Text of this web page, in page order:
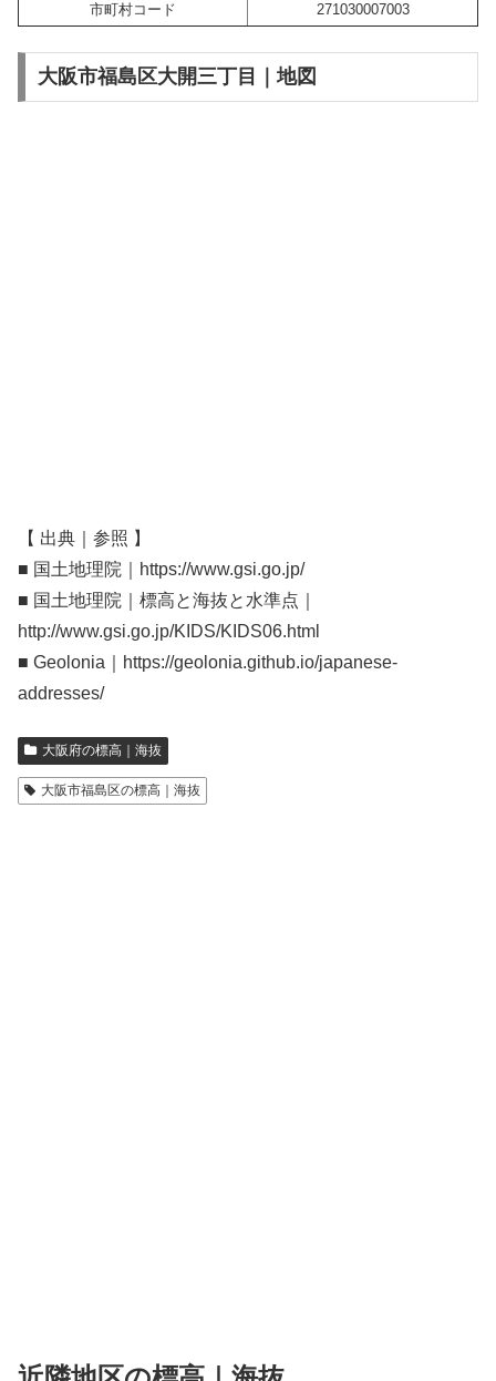
市町村コード
271030007003
大阪市福島区大開三丁目｜地図
【 出典｜参照 】
■ 国土地理院｜https://www.gsi.go.jp/
■ 国土地理院｜標高と海抜と水準点｜
http://www.gsi.go.jp/KIDS/KIDS06.html
■ Geolonia｜https://geolonia.github.io/japanese-
addresses/
大阪府の標高｜海抜
大阪市福島区の標高｜海抜